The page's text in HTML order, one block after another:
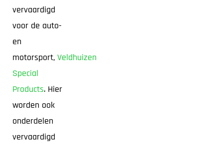
vervaardigd
voor de auto-
en
motorsport, Veldhuizen
Special
Products. Hier
worden ook
onderdelen
vervaardigd